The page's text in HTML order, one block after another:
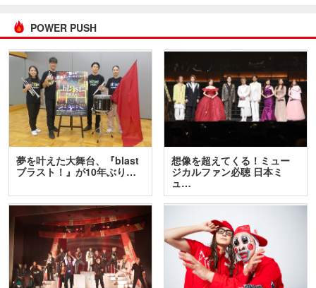
POWER PUSH
夢を叶えた大舞台、『blast
ブラスト！』が10年ぶり…
想像を超えてくる！ミュー
ジカルファン必聴 日本ミ
ュ…